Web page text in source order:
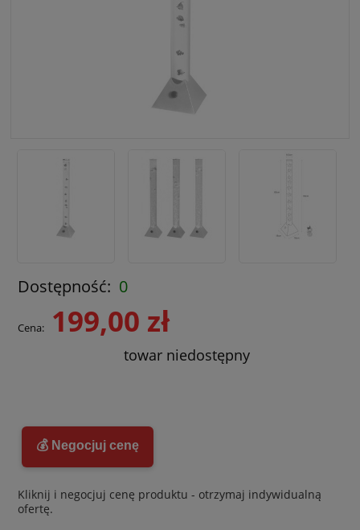
Dostępność: 0
Cena: 199,00 zł
towar niedostępny
💰 Negocjuj cenę
Kliknij i negocjuj cenę produktu - otrzymaj indywidualną
ofertę.